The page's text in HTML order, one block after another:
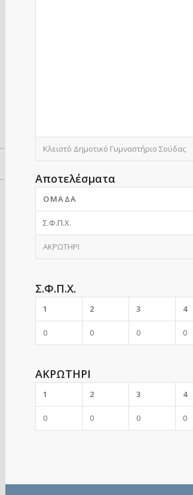
Κλειστό Δημοτικό Γυμναστήριο Σούδας
Αποτελέσματα
ΟΜΆΔΑ
Σ.Φ.Π.Χ.
ΑΚΡΩΤΗΡΙ
Σ.Φ.Π.Χ.
1 2 3 4
0 0 0 0
ΑΚΡΩΤΗΡΙ
1 2 3 4
0 0 0 0